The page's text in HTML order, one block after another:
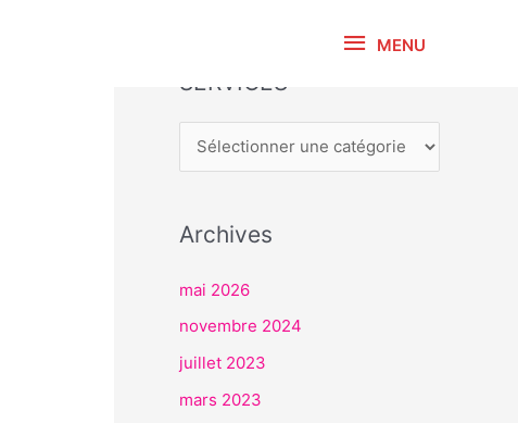
MENU
SERVICES
V
C
Archives
mai 2026
novembre 2024
juillet 2023
mars 2023